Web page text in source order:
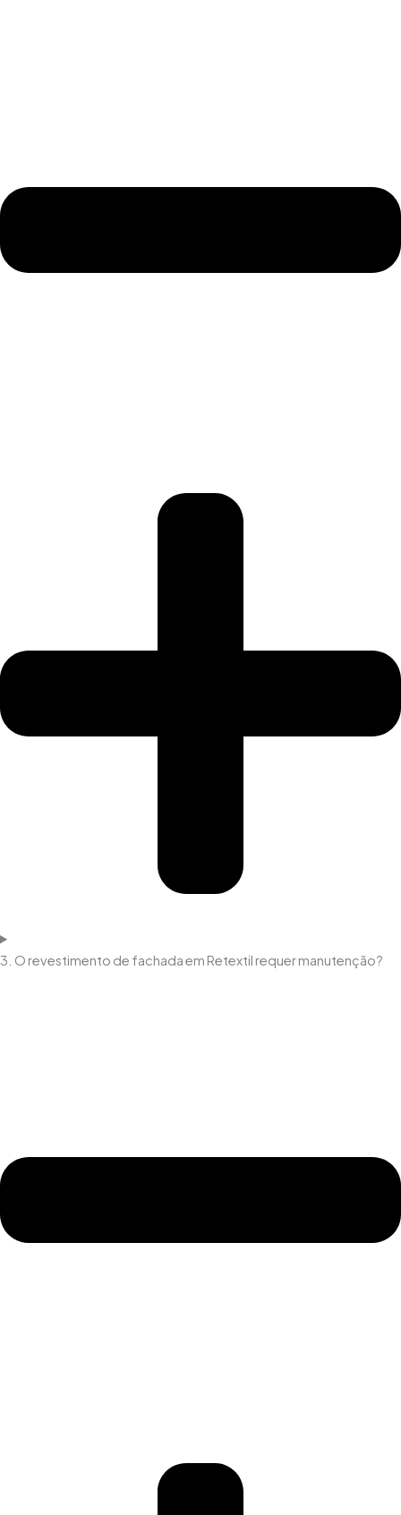
3. O revestimento de fachada em Retextil requer manutenção?